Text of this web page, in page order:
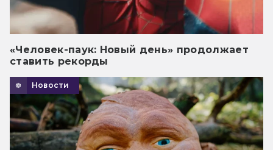
«Человек-паук: Новый день» продолжает
ставить рекорды
Новости